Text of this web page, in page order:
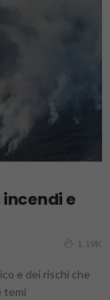
e
1.19K
e dei rischi che
temi